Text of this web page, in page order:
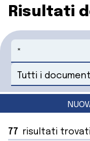
Risultati
Cerca
Seleziona un
77 risultati trovati